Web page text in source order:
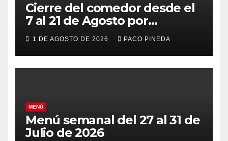
Cierre del comedor desde el
7 al 21 de Agosto por
vacaciones
1 DE AGOSTO DE 2026 PACO PINEDA
MENÚ
Menú semanal del 27 al 31 de
Julio de 2026